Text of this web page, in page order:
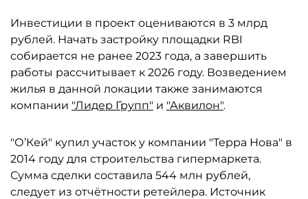
Инвестиции в проект оцениваются в 3 млрд
рублей. Начать застройку площадки RBI
собирается не ранее 2023 года, а завершить
работы рассчитывает к 2026 году. Возведением
жилья в данной локации также занимаются
компании "Лидер Групп" и "Аквилон".
"О’Кей" купил участок у компании "Терра Нова" в
2014 году для строительства гипермаркета.
Сумма сделки составила 544 млн рублей,
следует из отчётности ретейлера. Источник